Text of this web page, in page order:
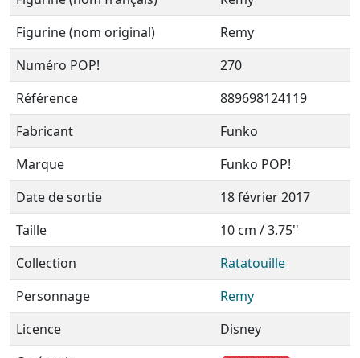
Figurine (nom original)
Remy
Numéro POP!
270
Référence
889698124119
Fabricant
Funko
Marque
Funko POP!
Date de sortie
18 février 2017
Taille
10 cm / 3.75''
Collection
Ratatouille
Personnage
Remy
Licence
Disney